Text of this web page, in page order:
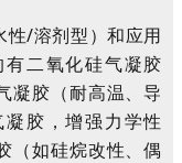
性/溶剂型）和应用
二氧化硅气凝胶
凝胶（耐高温、导
胶，增强力学性
（如硅烷改性、偶